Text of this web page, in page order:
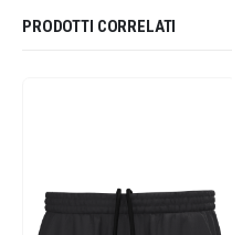
PRODOTTI CORRELATI